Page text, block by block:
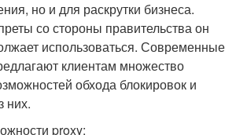
но и для раскрутки бизнеса.
со стороны правительства он
использоваться. Современные
клиентам множество
обхода блокировок и
них.
proxy: